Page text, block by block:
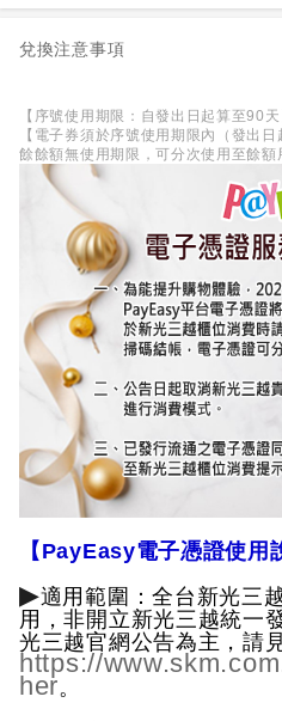
兌換注意事項
【序號使用期限：自發出日起算至90天
【電子券須於序號使用期限內（發出
餘餘額無使用期限，可分次使用至餘額
【PayEasy電子憑證使用
▶適用範圍：全台新光三
用，非開立新光三越統一
光三越官網公告為主，請
https://
her。